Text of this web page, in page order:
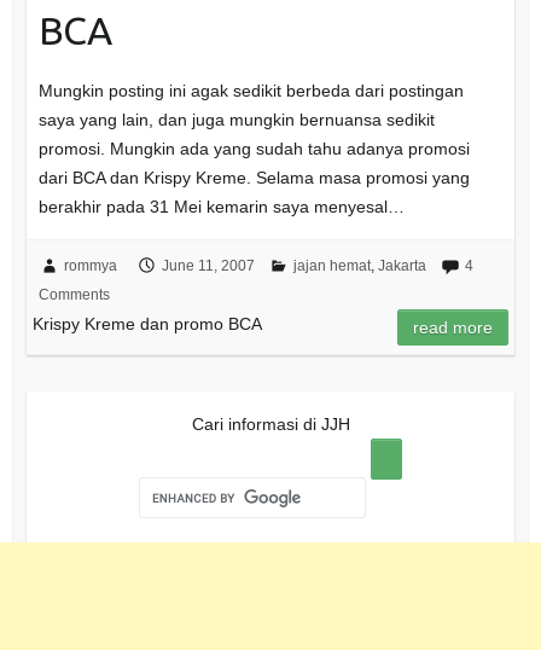
BCA
Mungkin posting ini agak sedikit berbeda dari postingan
saya yang lain, dan juga mungkin bernuansa sedikit
promosi. Mungkin ada yang sudah tahu adanya promosi
dari BCA dan Krispy Kreme. Selama masa promosi yang
berakhir pada 31 Mei kemarin saya menyesal…
rommya June 11, 2007 jajan hemat, Jakarta
4
Comments
Krispy Kreme dan promo BCA read more
Cari informasi di JJH